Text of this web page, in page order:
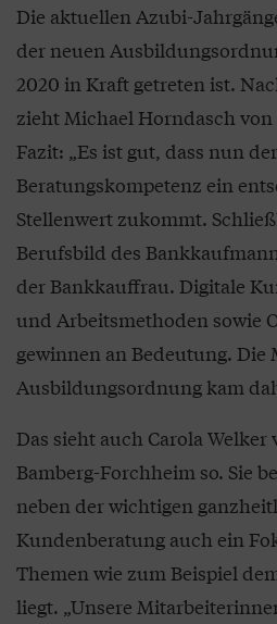
Die aktuellen Azubi-
der neuen
2020 in Kraft getreten ist.
zieht Michael Horndasch von
Fazit: „Es ist gut, dass nun
Beratungskompetenz ein
Stellenwert zukommt.
Berufsbild des
der Bankkauffrau. Digitale
und Arbeitsmethoden sowie
gewinnen an Bedeutung.
Ausbildungsordnung kam
Das sieht auch Carola Welker
Bamberg-Forchheim so. Sie
neben der wichtigen
Kundenberatung auch ein
Themen wie zum Beispiel
liegt. „Unsere